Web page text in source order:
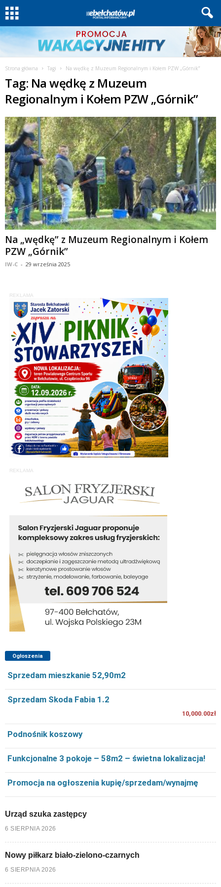
Strona główna Tagi Na wędkę z Muzeum Regionalnym i Kołem PZW „Górnik”
Tag: Na wędkę z Muzeum
Regionalnym i Kołem PZW „Górnik”
Na „wędkę” z Muzeum Regionalnym i Kołem
PZW „Górnik”
IW-C - 29 września 2025
REKLAMA
REKLAMA
Ogłoszenia
Sprzedam mieszkanie 52,90m2
Sprzedam Skoda Fabia 1.2
10,000.00zł
Podnośnik koszowy
Funkcjonalne 3 pokoje – 58m2 – świetna lokalizacja!
Promocja na ogłoszenia kupię/sprzedam/wynajmę
Urząd szuka zastępcy
6 SIERPNIA 2026
Nowy piłkarz biało-zielono-czarnych
6 SIERPNIA 2026